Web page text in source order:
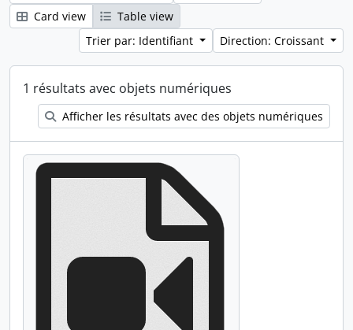
Card view
Table view
Trier par: Identifiant
Direction: Croissant
1 résultats avec objets numériques
Afficher les résultats avec des objets numériques